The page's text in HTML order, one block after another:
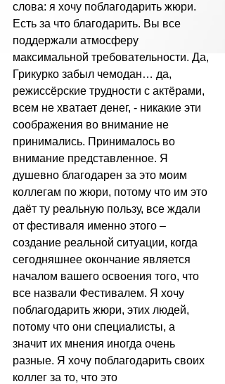
слова: я хочу поблагодарить жюри.
Есть за что благодарить. Вы все
поддержали атмосферу
максимальной требовательности. Да,
Грикурко забыл чемодан… да,
режиссёрские трудности с актёрами,
всем не хватает денег, - никакие эти
соображения во внимание не
принимались. Принималось во
внимание представленное. Я
душевно благодарен за это моим
коллегам по жюри, потому что им это
даёт ту реальную пользу, все ждали
от фестиваля именно этого –
создание реальной ситуации, когда
сегодняшнее окончание является
началом вашего освоения того, что
все назвали Фестивалем. Я хочу
поблагодарить жюри, этих людей,
потому что они специалисты, а
значит их мнения иногда очень
разные. Я хочу поблагодарить своих
коллег за то, что это